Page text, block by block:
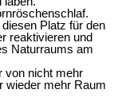
Platz für den
reaktivieren und
Naturraums am
von nicht mehr
wieder mehr Raum